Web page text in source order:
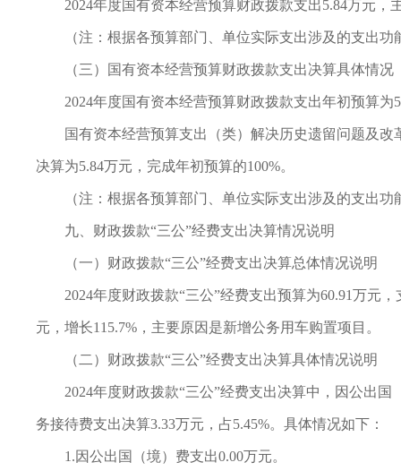
2024年度国有资本经营预算财政拨款支出5.84万元
（注：根据各预算部门、单位实际支出涉及的支出
（三）国有资本经营预算财政拨款支出决算具体情况
2024年度国有资本经营预算财政拨款支出年初预算
国有资本经营预算支出（类）解决历史遗留问题及
决算为5.84万元，完成年初预算的100%。
（注：根据各预算部门、单位实际支出涉及的支出
九、财政拨款“三公”经费支出决算情况说明
（一）财政拨款“三公”经费支出决算总体情况说明
2024年度财政拨款“三公”经费支出预算为60.91万元
元，增长115.7%，主要原因是新增公务用车购置项目。
（二）财政拨款“三公”经费支出决算具体情况说明
2024年度财政拨款“三公”经费支出决算中，因公出
务接待费支出决算3.33万元，占5.45%。具体情况如下：
1.因公出国（境）费支出0.00万元。